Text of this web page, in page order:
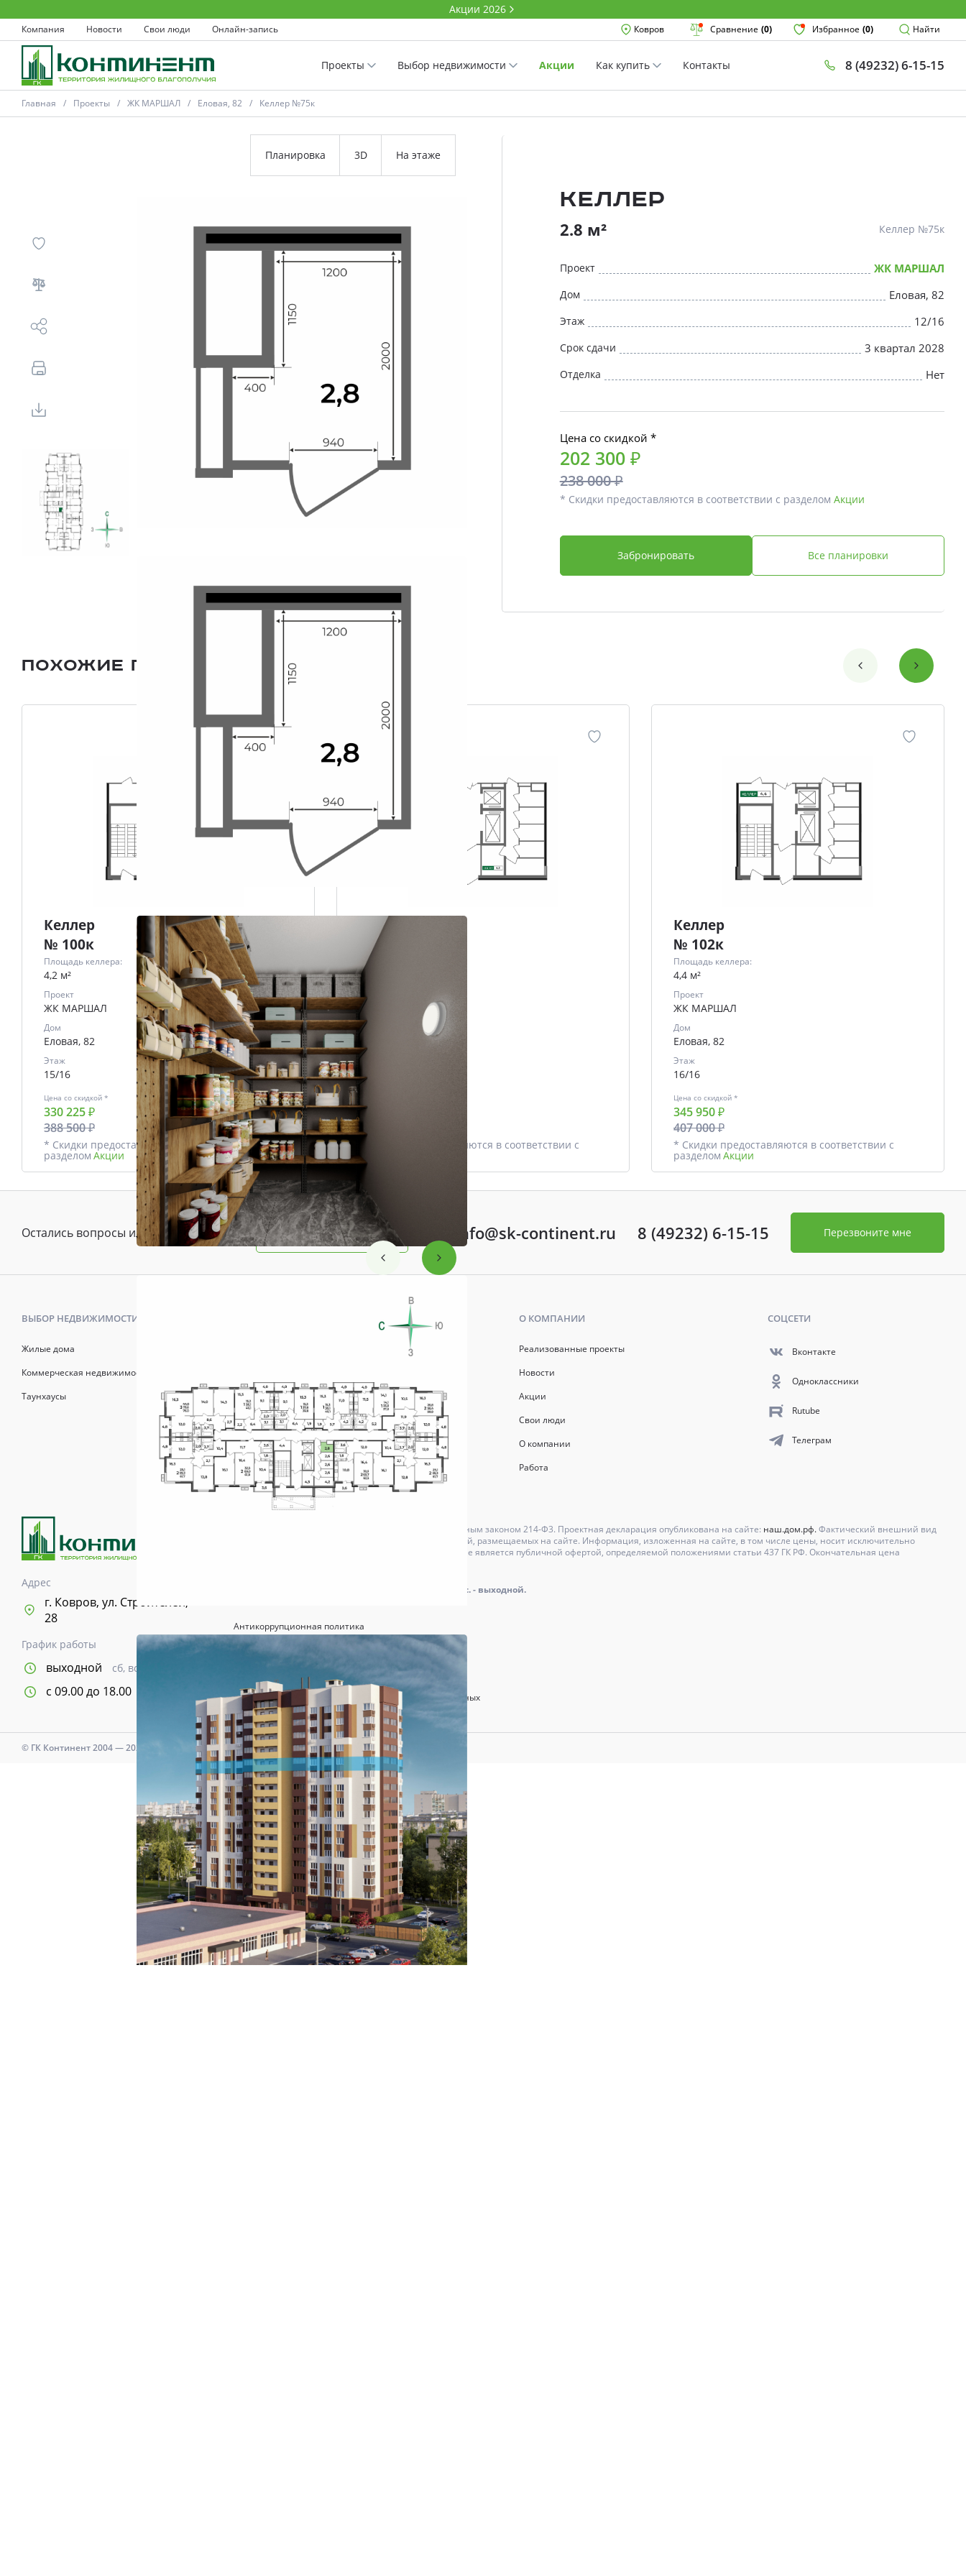
Акции 2026
Компания Новости Свои люди Онлайн-запись Ковров Сравнение (0) Избранное (0) Найти
Проекты Выбор недвижимости Акции Как купить Контакты 8 (49232) 6-15-15
×
Проекты
Свои Люди
Офис продаж
Работа
О компании
Онлайн-запись
Главная Проекты ЖК МАРШАЛ Еловая, 82 Келлер №75к
Поиск
Планировка 3D На этаже
Келлер
2.8 м² Келлер №75к
Проект ЖК МАРШАЛ
Дом Еловая, 82
Этаж 12/16
Срок сдачи 3 квартал 2028
Отделка Нет
Цена со скидкой *
202 300 ₽
238 000 ₽
* Скидки предоставляются в соответствии с разделом Акции
Забронировать Все планировки
* Скидки предоставляются в
Похожие помещения Все планировки
Келлер
№ 100к
Площадь келлера:
4,2 м²
Проект
ЖК МАРШАЛ
Дом
Еловая, 82
Этаж
15/16
Цена со скидкой *
330 225 ₽
388 500 ₽
* Скидки предоставляются в соответствии с
разделом Акции
Келлер
№ 101к
Площадь келлера:
4,3 м²
Проект
ЖК МАРШАЛ
Дом
Этаж
15/16
338 087 ₽
* Скидки предоставляются в соответствии с
разделом
Келлер
№ 102к
Площадь келлера:
4,4 м²
Проект
ЖК МАРШАЛ
Дом
Еловая, 82
Этаж
16/16
Цена со скидкой *
345 950 ₽
407 000 ₽
* Скидки предоставляются в соответствии с
разделом Акции
Остались вопросы или предложения? Задать вопрос info@sk-continent.ru 8 (49232) 6-15-15 Перезвоните мне
ВЫБОР НЕДВИЖИМОСТИ
Жилые дома
Коммерческая недвижимость
Таунхаусы
Рассрочка
Материнский капитал
Трейд-Ин
О КОМПАНИИ
Реализованные проекты
Новости
Акции
Свои люди
О компании
Работа
СОЦСЕТИ
Вконтакте
Одноклассники
Rutube
Телеграм
Адрес
г. Ковров, ул. Строителей,
28
График работы
выходной сб, вс
с 09.00 до 18.00
Продажи осуществляются в соответствии с Федеральным законом 214-Ф3. Проектная декларация опубликована на сайте: наш.дом.рф.Фактический внешний вид
возводимых зданий может отличаться от изображений, размещаемых на сайте. Информация, изложенная на сайте, в том числе цены, носит исключительно
информационный характер и ни при каких условиях не является публичной офертой, определяемой положениями статьи 437 ГК РФ. Окончательная цена
Время и дни работы сайта: пн.-пт.: 9.00 - 18.00, сб., вс. - выходной.
Антикоррупционная политика
Карта сайта
Политика о недопущении дискриминации
Политика в отношении обработки персональных данных
© ГК Континент 2004 — 2025